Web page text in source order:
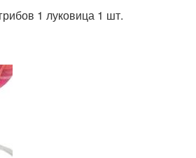
1 луковица 1 шт.